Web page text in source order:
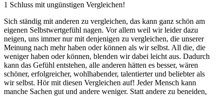
1 Schluss mit ungünstigen Vergleichen!
Sich ständig mit anderen zu vergleichen, das kann ganz schön am
eigenen Selbstwertgefühl nagen. Vor allem weil wir leider dazu
neigen, uns immer nur mit denjenigen zu vergleichen, die unserer
Meinung nach mehr haben oder können als wir selbst. All die, die
weniger haben oder können, blenden wir dabei leicht aus. Dadurch
kann das Gefühl entstehen, alle anderen hätten es besser, wären
schöner, erfolgreicher, wohlhabender, talentierter und beliebter als
wir selbst. Hör mit diesen Vergleichen auf! Jeder Mensch kann
manche Sachen gut und andere weniger. Statt andere zu beneiden,